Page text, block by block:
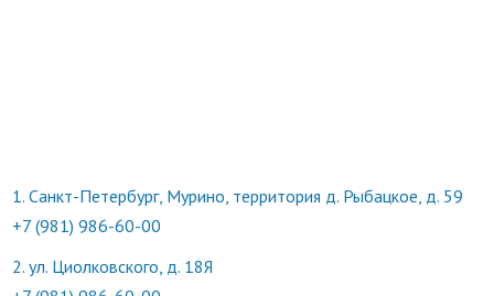
1. Санкт-Петербург, Мурино, территория д. Рыбацкое, д. 59
+7 (981) 986-60-00
2. ул. Циолковского, д. 18Я